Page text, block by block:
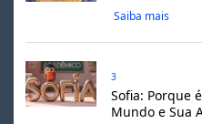
Saiba mais
3
Sofia: Porque
Mundo e Sua